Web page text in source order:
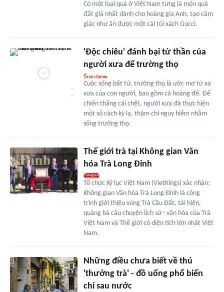
Có một loại quả ở Việt Nam từng là món quà
đắt giá nhất dành cho hoàng gia Anh, tạo cảm
giác như ăn được một cái túi xách Gucci.
'Độc chiêu' đánh bại tử thần của
người xưa để trường thọ
Cuộc sống bất tử, trường thọ là ước mơ từ xa
xưa của con người, bao gồm cả hoàng đế. Để
chiến thắng cái chết, người xưa đã thực hiện
một số cách kỳ lạ, thậm chí nguy hiểm nhằm
sống trường thọ.
Thế giới trà tại Không gian Văn
hóa Trà Long Đỉnh
Tổ chức Kỷ lục Việt Nam (VietKings) xác nhận:
Không gian Văn hóa Trà Long Đỉnh là công
trình giới thiệu vùng Trà Cầu Đất, tái hiện,
quảng bá câu chuyện lịch sử - văn hóa của Trà
Việt Nam và Thế giới có diện tích lớn nhất Việt
Nam.
Những điều chưa biết về thú
'thưởng trà' - đồ uống phổ biến
chỉ sau nước